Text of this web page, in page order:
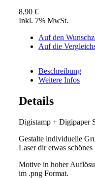
8,90 €
Inkl. 7% MwSt.
Auf den
Auf die
Beschreibung
Weitere Infos
Details
Digistamp + Digipaper
Gestalte individuelle
Laser dir etwas
Motive in hoher
im .png Format.